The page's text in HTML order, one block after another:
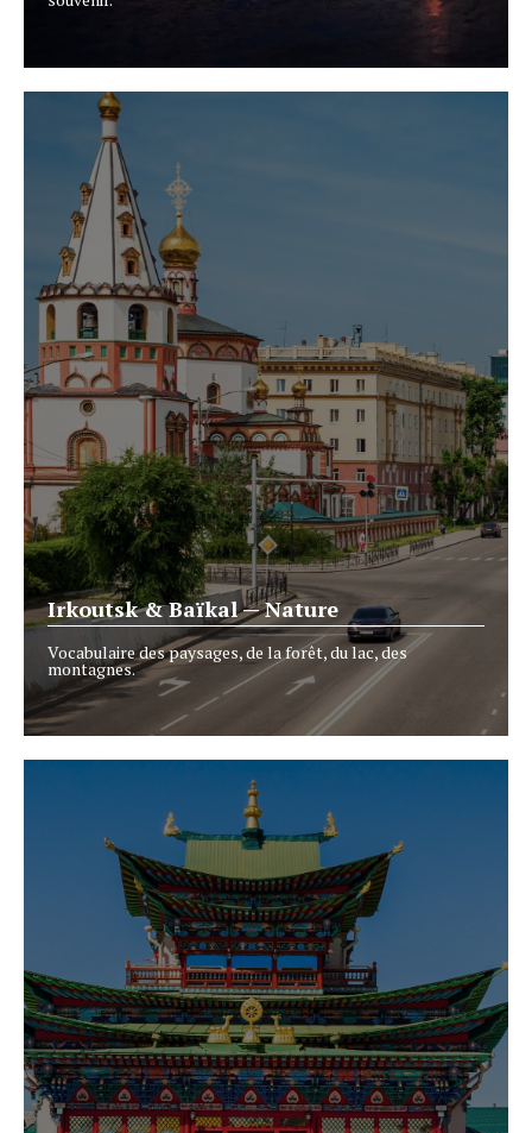
Irkoutsk & Baïkal — Nature
Vocabulaire des paysages, de la forêt, du lac, des
montagnes.